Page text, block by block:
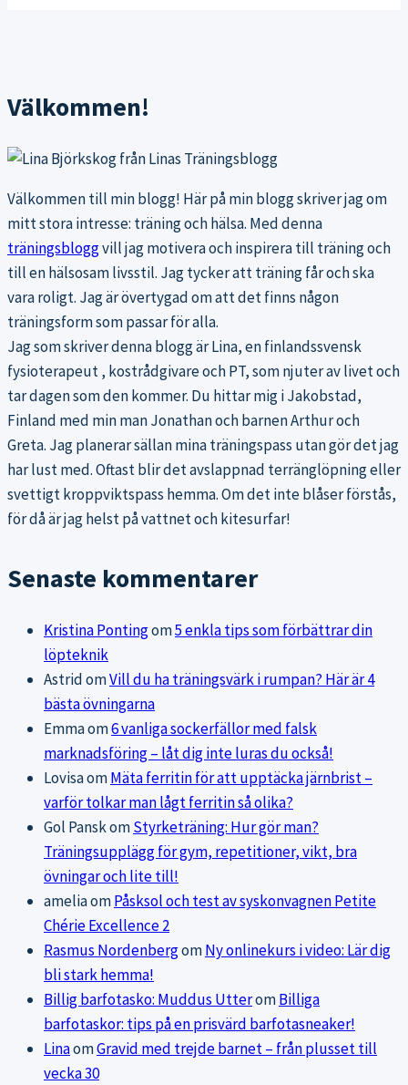
Välkommen!
Välkommen till min blogg! Här på min blogg skriver jag om
mitt stora intresse: träning och hälsa. Med denna
träningsbloggvill jag motivera och inspirera till träning och
till en hälsosam livsstil. Jag tycker att träning får och ska
vara roligt. Jag är övertygad om att det finns någon
träningsform som passar för alla.
Jag som skriver denna blogg är Lina, en finlandssvensk
fysioterapeut , kostrådgivare och PT, som njuter av livet och
tar dagen som den kommer. Du hittar mig i Jakobstad,
Finland med min man Jonathan och barnen Arthur och
Greta. Jag planerar sällan mina träningspass utan gör det jag
har lust med. Oftast blir det avslappnad terränglöpning eller
svettigt kroppviktspass hemma. Om det inte blåser förstås,
för då är jag helst på vattnet och kitesurfar!
Senaste kommentarer
Kristina Pontingom5 enkla tips som förbättrar din
löpteknik
AstridomVill du ha träningsvärk i rumpan? Här är 4
bästa övningarna
Emmaom6 vanliga sockerfällor med falsk
marknadsföring – låt dig inte luras du också!
LovisaomMäta ferritin för att upptäcka järnbrist –
varför tolkar man lågt ferritin så olika?
Gol PanskomStyrketräning: Hur gör man?
Träningsupplägg för gym, repetitioner, vikt, bra
övningar och lite till!
ameliaomPåsksol och test av syskonvagnen Petite
Chérie Excellence 2
Rasmus NordenbergomNy onlinekurs i video: Lär dig
bli stark hemma!
Billig barfotasko: Muddus UtteromBilliga
barfotaskor: tips på en prisvärd barfotasneaker!
LinaomGravid med trejde barnet – från plusset till
vecka 30